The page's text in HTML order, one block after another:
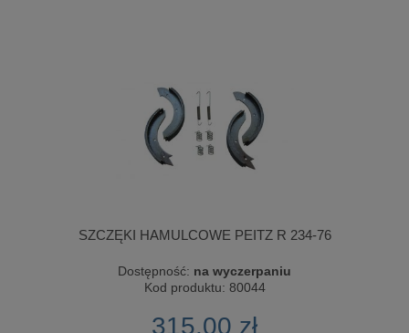
SZCZĘKI HAMULCOWE PEITZ R 234-76
Dostępność: na wyczerpaniu
Kod produktu: 80044
315,00 zł